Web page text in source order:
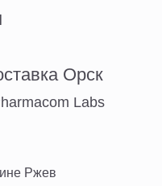
Орск
Labs
Ржев